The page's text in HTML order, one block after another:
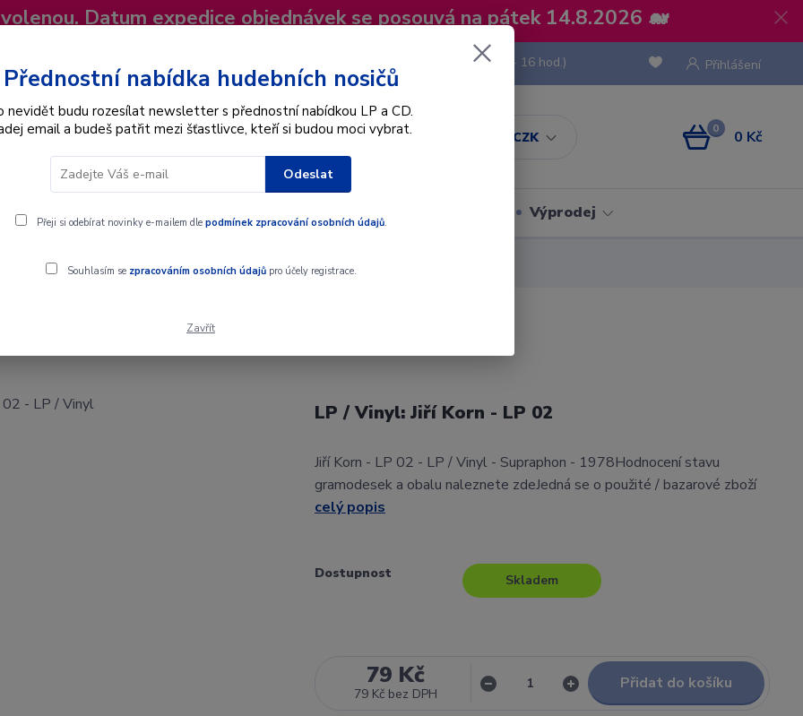
Datum expedice objednávek se posouvá na pátek 14.8.2026 🐋
CZK
Přihlášení
Hledat
(Po-Pá, 8 - 16 hod.)
0 0 Kč
Interpret Dárkové poukazy Výprodej
LP / Vinyl: Jiří Korn - LP 02
Jiří Korn - LP 02 - LP / Vinyl - Supraphon - 1978Hodnocení stavu
gramodesek a obalu naleznete zdeJedná se o použité / bazarové zboží
celý popis
Dostupnost Skladem
79 Kč
79 Kč bez DPH
Přidat do košíku
Přednostní nabídka hudebních nosičů
nevidět budu rozesílat newsletter s přednostní nabídkou LP a CD.
email a budeš patřit mezi šťastlivce, kteří si budou moci vybrat.
Odeslat
Přeji si odebírat novinky e-mailem dle podmínek zpracování osobních údajů.
Souhlasím se zpracováním osobních údajůpro účely registrace.
Zavřít